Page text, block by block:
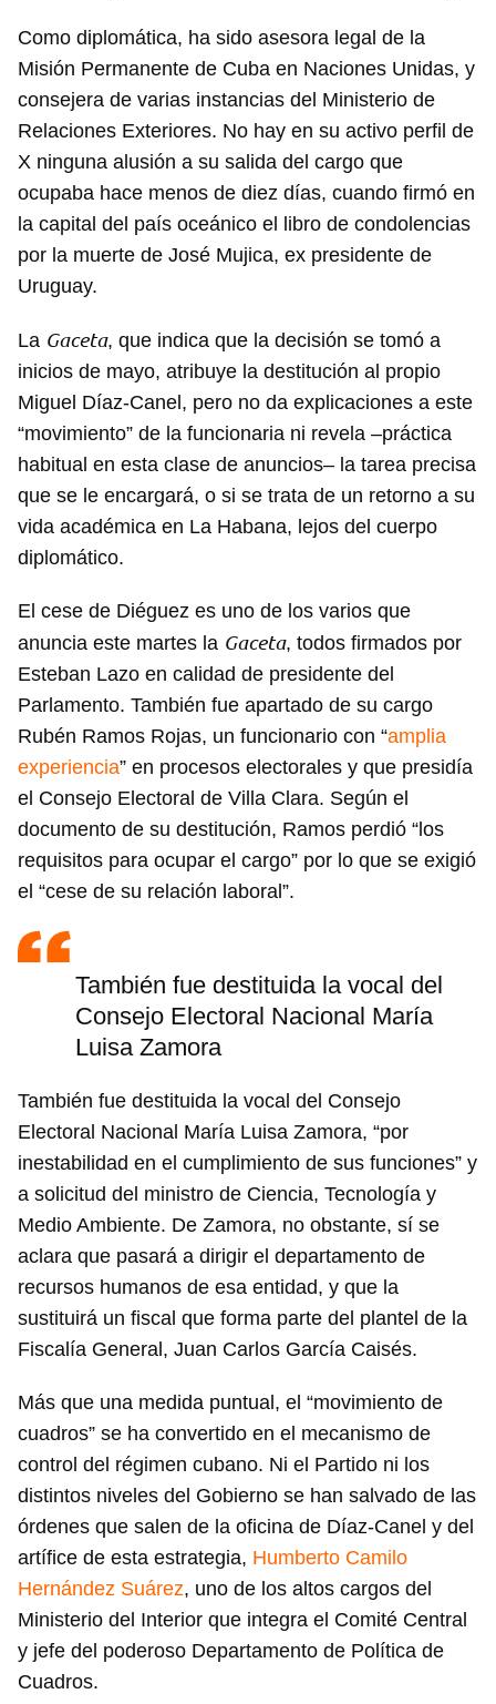
Como diplomática, ha sido asesora legal de la
Misión Permanente de Cuba en Naciones Unidas, y
consejera de varias instancias del Ministerio de
Relaciones Exteriores. No hay en su activo perfil de
X ninguna alusión a su salida del cargo que
ocupaba hace menos de diez días, cuando firmó en
la capital del país oceánico el libro de condolencias
por la muerte de José Mujica, ex presidente de
Uruguay.
La Gaceta, que indica que la decisión se tomó a
inicios de mayo, atribuye la destitución al propio
Miguel Díaz-Canel, pero no da explicaciones a este
“movimiento” de la funcionaria ni revela –práctica
habitual en esta clase de anuncios– la tarea precisa
que se le encargará, o si se trata de un retorno a su
vida académica en La Habana, lejos del cuerpo
diplomático.
El cese de Diéguez es uno de los varios que
anuncia este martes la Gaceta, todos firmados por
Esteban Lazo en calidad de presidente del
Parlamento. También fue apartado de su cargo
Rubén Ramos Rojas, un funcionario con “amplia
experiencia” en procesos electorales y que presidía
el Consejo Electoral de Villa Clara. Según el
documento de su destitución, Ramos perdió “los
requisitos para ocupar el cargo” por lo que se exigió
el “cese de su relación laboral”.
También fue destituida la vocal del
Consejo Electoral Nacional María
Luisa Zamora
También fue destituida la vocal del Consejo
Electoral Nacional María Luisa Zamora, “por
inestabilidad en el cumplimiento de sus funciones” y
a solicitud del ministro de Ciencia, Tecnología y
Medio Ambiente. De Zamora, no obstante, sí se
aclara que pasará a dirigir el departamento de
recursos humanos de esa entidad, y que la
sustituirá un fiscal que forma parte del plantel de la
Fiscalía General, Juan Carlos García Caisés.
Más que una medida puntual, el “movimiento de
cuadros” se ha convertido en el mecanismo de
control del régimen cubano. Ni el Partido ni los
distintos niveles del Gobierno se han salvado de las
órdenes que salen de la oficina de Díaz-Canel y del
artífice de esta estrategia, Humberto Camilo
Hernández Suárez, uno de los altos cargos del
Ministerio del Interior que integra el Comité Central
y jefe del poderoso Departamento de Política de
Cuadros.